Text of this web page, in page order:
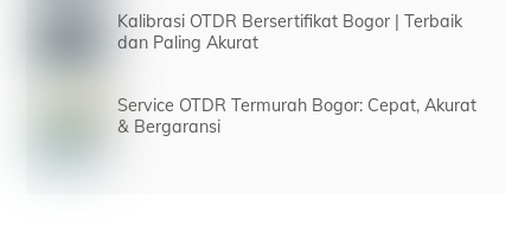
Kalibrasi OTDR Bersertifikat Bogor | Terbaik
dan Paling Akurat
Service OTDR Termurah Bogor: Cepat, Akurat
& Bergaransi